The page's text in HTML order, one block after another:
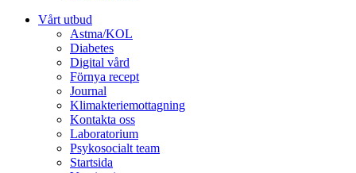
Vårt utbud
Astma/KOL
Diabetes
Digital vård
Förnya recept
Journal
Klimakteriemottagning
Kontakta oss
Laboratorium
Psykosocialt team
Startsida